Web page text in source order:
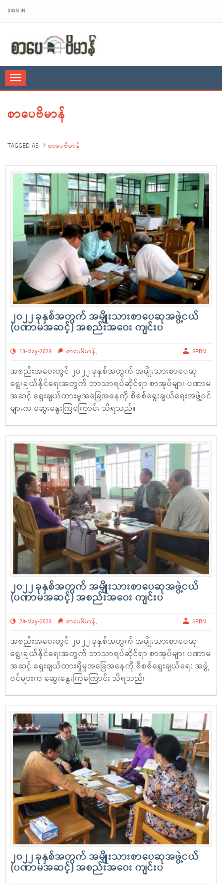
SIGN IN
Toggle
navigation
စာပေဗိမာန်
TAGGED AS စာပေဗိမာန်
၂၀၂၂ ခုနှစ်အတွက် အမျိုးသားစာပေဆုအဖွဲ့ငယ်
(ပဏာမအဆင့်) အစည်းအဝေး ကျင်းပ
18-May-2023 စာပေဗိမာန်, SPBM
အစည်းအဝေးတွင် ၂ဝ၂၂ ခုနှစ်အတွက် အမျိုးသားစာပေဆု
ရွေးချယ်နိုင်ရေးအတွက် ဘာသာရပ်ဆိုင်ရာ စာအုပ်များ ပဏာမ
အဆင့် ရွေးချယ်ထားမှုအခြေအနေကို စိစစ်ရွေးချယ်ရေးအဖွဲ့ဝင်
များက ဆွေးနွေးကြကြောင်း သိရသည်။
၂၀၂၂ ခုနှစ်အတွက် အမျိုးသားစာပေဆုအဖွဲ့ငယ်
(ပဏာမအဆင့်) အစည်းအဝေး ကျင်းပ
23-May-2023 စာပေဗိမာန်, SPBM
အစည်းအဝေးတွင် ၂ဝ၂၂ ခုနှစ်အတွက် အမျိုးသားစာပေဆု
ရွေးချယ်နိုင်ရေးအတွက် ဘာသာရပ်ဆိုင်ရာ စာအုပ်များ ပဏာမ
အဆင့် ရွေးချယ်ထားရှိမှုအခြေအနေကို စိစစ်ရွေးချယ်ရေး အဖွဲ့
ဝင်များက ဆွေးနွေးကြကြောင်း သိရသည်။
၂၀၂၂ ခုနှစ်အတွက် အမျိုးသားစာပေဆုအဖွဲ့ငယ်
(ပဏာမအဆင့်) အစည်းအဝေး ကျင်းပ